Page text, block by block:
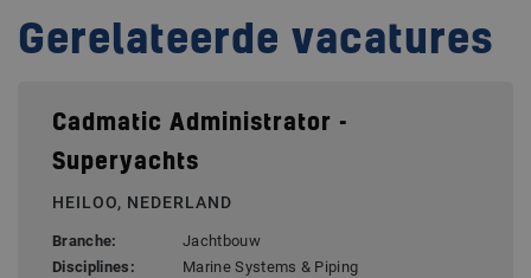
Gerelateerde vacatures
Cadmatic Administrator -
Superyachts
HEILOO, NEDERLAND
Branche:
Jachtbouw
Disciplines:
Marine Systems & Piping